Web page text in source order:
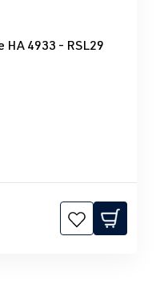
0 von 5 Sternen
HA 4933 - RSL29